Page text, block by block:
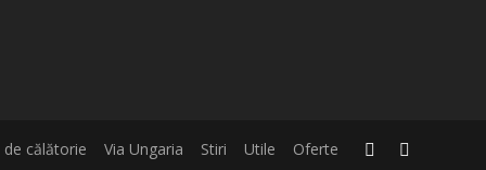
de călătorie Via Ungaria Stiri Utile Oferte